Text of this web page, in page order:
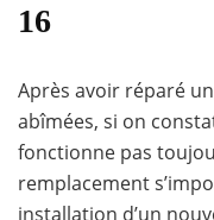
16
Après avoir réparé
abîmées, si on
fonctionne pas
remplacement
installation d’un